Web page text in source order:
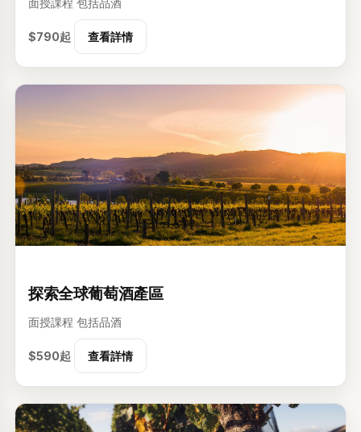
面授課程 包括品酒
$790起 查看詳情
探索全球葡萄酒產區
面授課程 包括品酒
$590起 查看詳情